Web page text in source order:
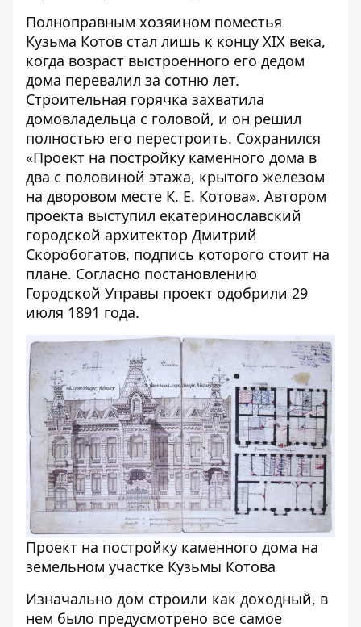
Полноправным хозяином поместья
Кузьма Котов стал лишь к концу ХIХ века,
когда возраст выстроенного его дедом
дома перевалил за сотню лет.
Строительная горячка захватила
домовладельца с головой, и он решил
полностью его перестроить. Сохранился
«Проект на постройку каменного дома в
два с половиной этажа, крытого железом
на дворовом месте К. Е. Котова». Автором
проекта выступил екатеринославский
городской архитектор Дмитрий
Скоробогатов, подпись которого стоит на
плане. Согласно постановлению
Городской Управы проект одобрили 29
июля 1891 года.
Проект на постройку каменного дома на
земельном участке Кузьмы Котова
Изначально дом строили как доходный, в
нем было предусмотрено все самое